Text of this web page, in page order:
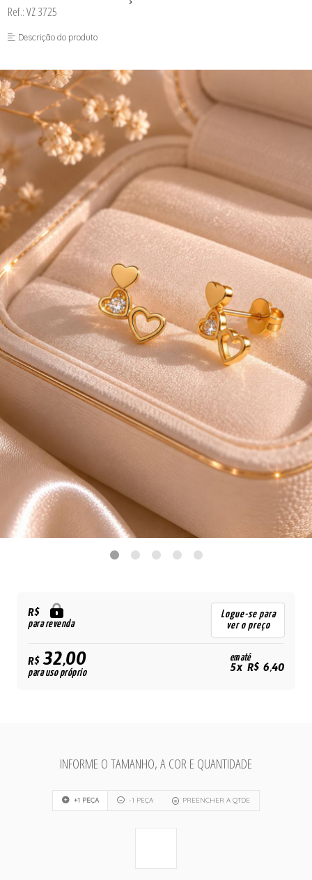
Ref.: VZ 3725
Descrição do produto
R$
para revenda
Logue-se para
ver o preço
R$32,00
para uso próprio
em até
5x R$ 6,40
INFORME O TAMANHO, A COR E QUANTIDADE
+1 PEÇA -1 PEÇA PREENCHER A QTDE